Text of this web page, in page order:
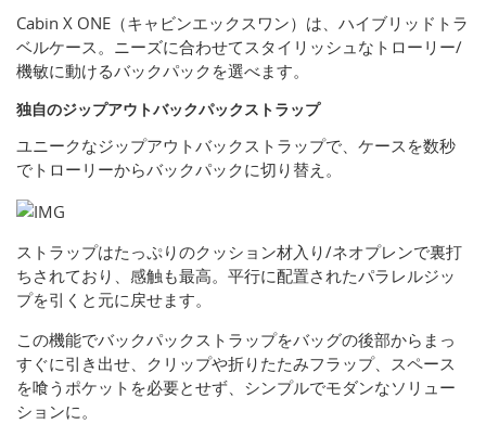
Cabin X ONE（キャビンエックスワン）は、ハイブリッドトラ
ベルケース。ニーズに合わせてスタイリッシュなトローリー/
機敏に動けるバックパックを選べます。
独自のジップアウトバックパックストラップ
ユニークなジップアウトバックストラップで、ケースを数秒
でトローリーからバックパックに切り替え。
ストラップはたっぷりのクッション材入り/ネオプレンで裏打
ちされており、感触も最高。平行に配置されたパラレルジッ
プを引くと元に戻せます。
この機能でバックパックストラップをバッグの後部からまっ
すぐに引き出せ、クリップや折りたたみフラップ、スペース
を喰うポケットを必要とせず、シンプルでモダンなソリュー
ションに。